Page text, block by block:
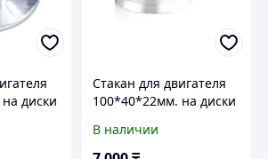
диски
Стакан для двигателя
100*40*22мм. на диски
В наличии